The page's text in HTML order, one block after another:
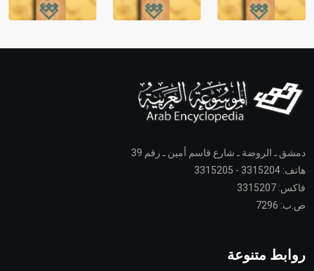
دمشق ـ الروضة ـ شارع قاسم أمين ـ رقم 39
هاتف: 3315204 - 3315205
فاكس: 3315207
ص.ب: 7296
روابط متنوعة